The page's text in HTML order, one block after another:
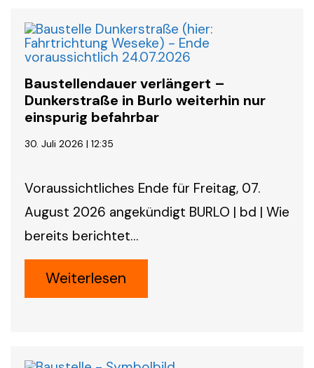
Baustellendauer verlängert –
Dunkerstraße in Burlo weiterhin nur
einspurig befahrbar
30. Juli 2026 | 12:35
Voraussichtliches Ende für Freitag, 07.
August 2026 angekündigt BURLO | bd | Wie
bereits berichtet…
Weiterlesen